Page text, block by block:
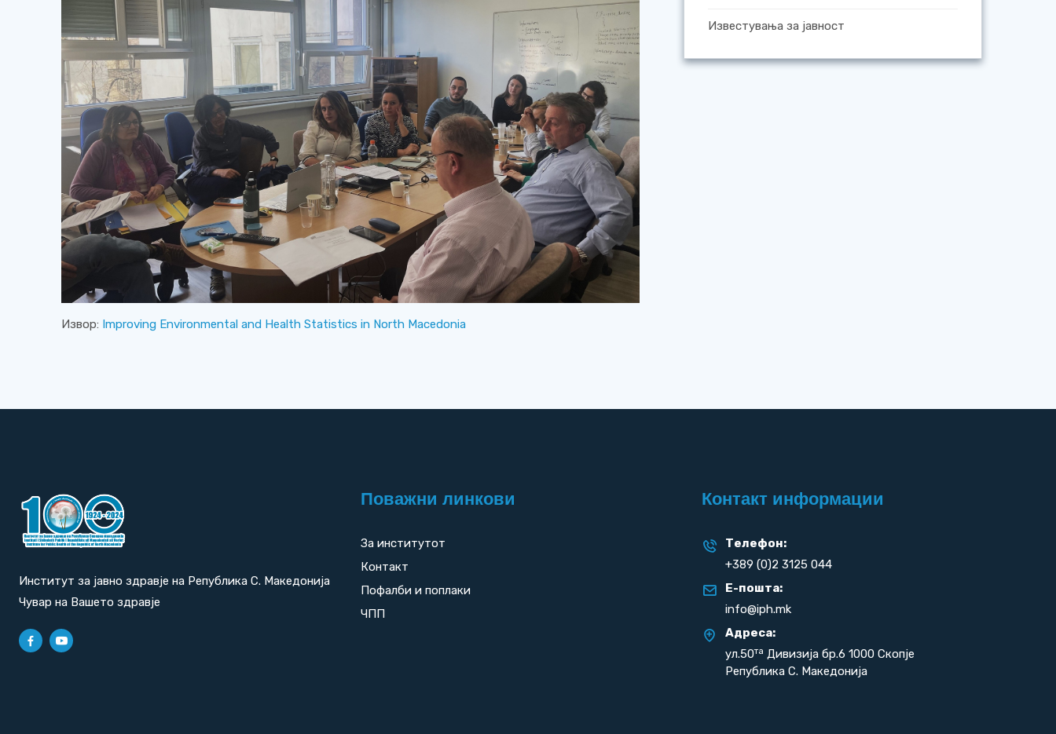
Извор: Improving Environmental and Health Statistics in North Macedonia
Известувања за јавност
Институт за јавно здравје на Република С. Македонија
Чувар на Вашето здравје
Поважни линкови
За институтот
Контакт
Пофалби и поплаки
ЧПП
Контакт информации
Телефон:
+389 (0)2 3125 044
Е-пошта:
info@iph.mk
Адреса:
ул.50та Дивизија бр.6 1000 Скопје
Република С. Македонија